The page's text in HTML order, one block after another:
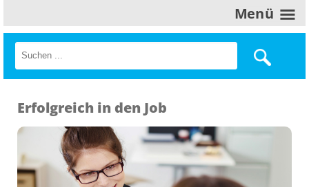
Menü
Erfolgreich in den Job